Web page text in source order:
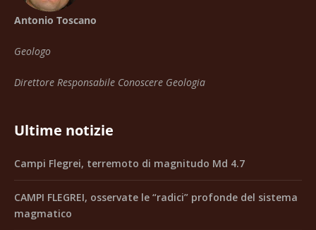
Antonio Toscano
Geologo
Direttore Responsabile Conoscere Geologia
Ultime notizie
Campi Flegrei, terremoto di magnitudo Md 4.7
CAMPI FLEGREI, osservate le “radici” profonde del sistema
magmatico